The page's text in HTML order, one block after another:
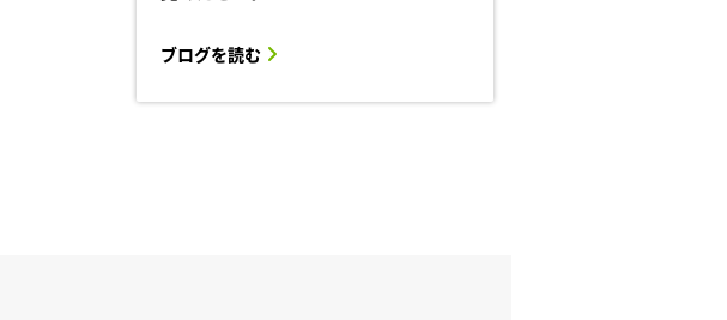
ブログを読む